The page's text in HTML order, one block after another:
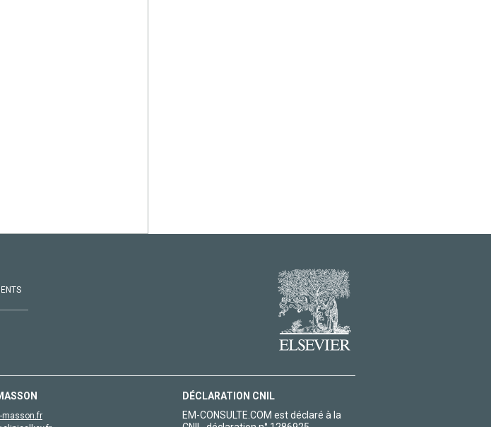
masson.fr
DÉCLARATION CNIL
EM-CONSULTE.COM est déclaré à la